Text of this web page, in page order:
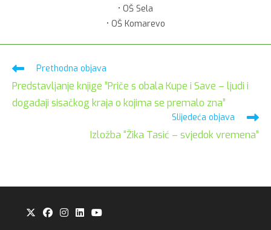
• OŠ Sela
• OŠ Komarevo
Pročitaj
članaka
Prethodna objava
Predstavljanje knjige ”Priče s obala Kupe i Save – ljudi i
događaji sisačkog kraja o kojima se premalo zna”
Slijedeća objava
Izložba “Žika Tasić – svjedok vremena”